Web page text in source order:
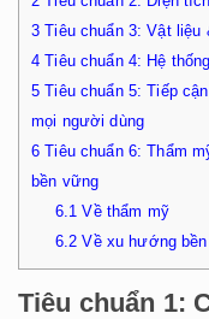
3 Tiêu chuẩn 3: Vật liệu
4 Tiêu chuẩn 4: Hệ
5 Tiêu chuẩn 5: Tiếp
mọi người dùng
6 Tiêu chuẩn 6: Thẩm
bền vững
6.1 Về thẩm mỹ
6.2 Về xu hướng bền
Tiêu chuẩn 1: